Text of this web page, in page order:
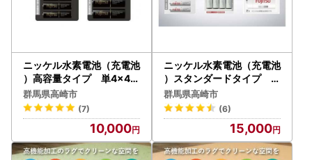
ニッケル水素電池（充電池
）高容量タイプ 単4×4個
・単3×4個セット
群馬県高崎市
(7)
10,000
ニッケル水素電池（充電池
）スタンダードタイプ 単
4単3各4個・急速充電器・
単1変換スペーサーセット
群馬県高崎市
(6)
15,000